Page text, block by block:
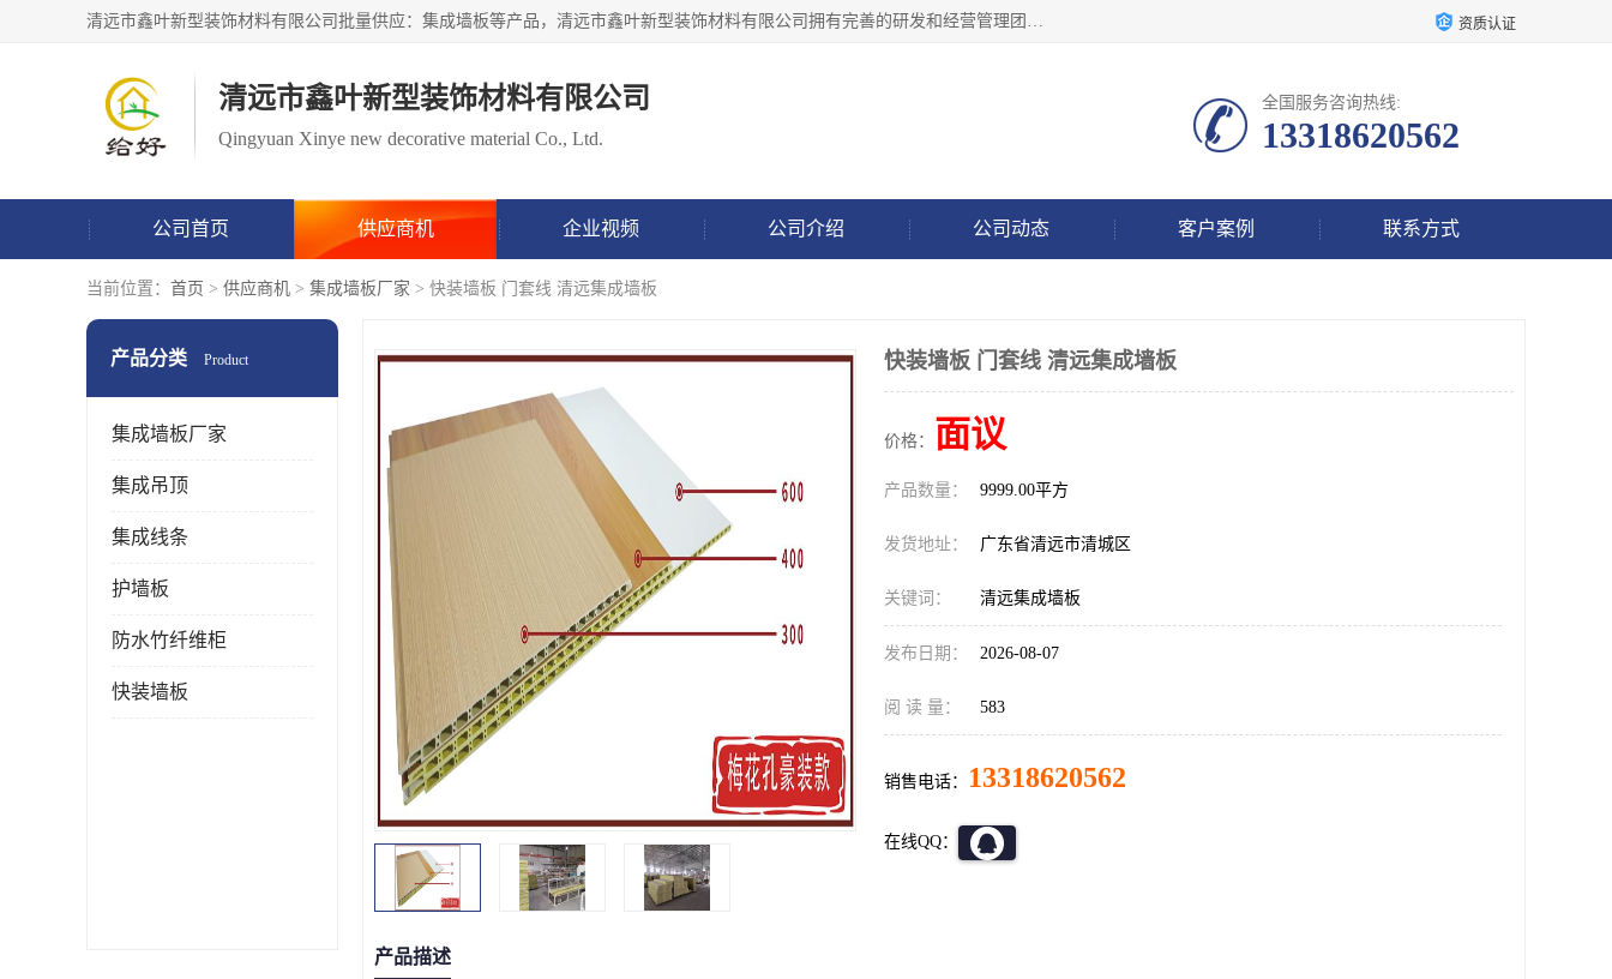
清远市鑫叶新型装饰材料有限公司批量供应：集成墙板等产品，清远市鑫叶新型装饰材料有限公司拥有完善的研发和经营管理团队，取得有70多项证书。不断让研发科技成果惠及全人类，用新材料保护自然资源，让人类生活居住健康与自然发展相和谐。全国统一热线电话：*。 资质认证
清远市鑫叶新型装饰材料有限公司
Qingyuan Xinye new decorative material Co., Ltd.
全国服务咨询热线:
13318620562
公司首页 供应商机 企业视频 公司介绍 公司动态 客户案例 联系方式
当前位置： 首页 > 供应商机 > 集成墙板厂家 > 快装墙板 门套线 清远集成墙板
产品分类 Product
集成墙板厂家
集成吊顶
集成线条
护墙板
防水竹纤维柜
快装墙板
快装墙板 门套线 清远集成墙板
价格： 面议
产品数量： 9999.00平方
发货地址： 广东省清远市清城区
关键词： 清远集成墙板
发布日期： 2026-08-07
阅 读 量： 583
销售电话： 13318620562
在线QQ：
产品描述